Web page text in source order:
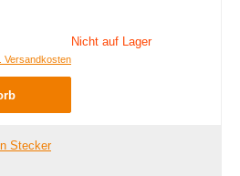
Versandkosten
Nicht auf Lager
Stecker